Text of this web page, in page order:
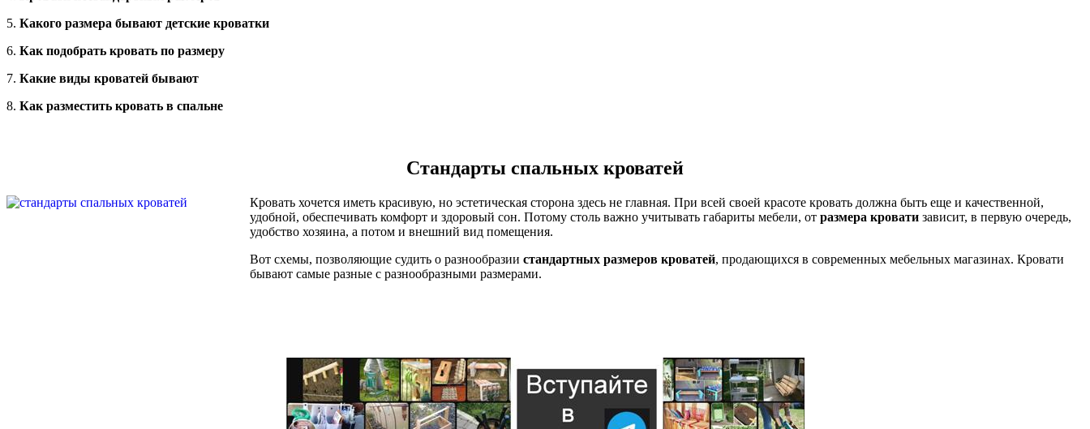
5. Какого размера бывают детские кроватки
6. Как подобрать кровать по размеру
7. Какие виды кроватей бывают
8. Как разместить кровать в спальне
Стандарты спальных кроватей
Кровать хочется иметь красивую, но эстетическая сторона здесь не главная. При всей своей красоте кровать должна быть еще и качественной,
удобной, обеспечивать комфорт и здоровый сон. Потому столь важно учитывать габариты мебели, от размера кровати зависит, в первую очередь,
удобство хозяина, а потом и внешний вид помещения.
Вот схемы, позволяющие судить о разнообразии стандартных размеров кроватей, продающихся в современных мебельных магазинах. Кровати
бывают самые разные с разнообразными размерами.